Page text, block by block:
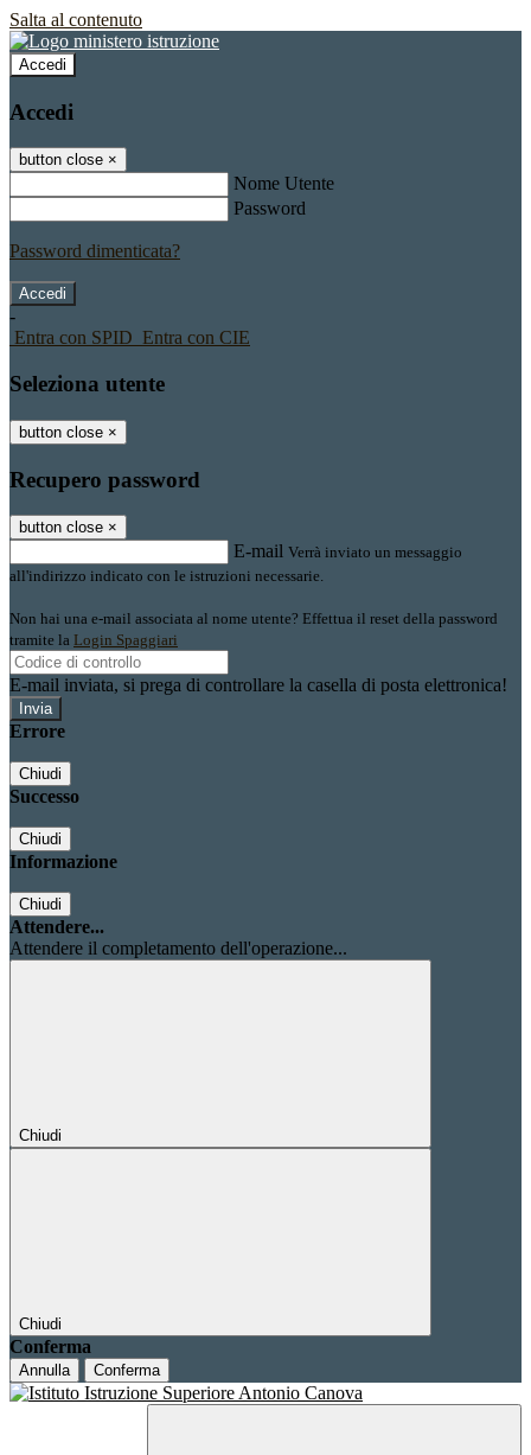
Salta al contenuto
Accedi
Accedi
button close ×
Nome Utente
Password
Password dimenticata?
-
Entra con SPID Entra con CIE
Seleziona utente
button close ×
Recupero password
button close ×
E-mail Verrà inviato un messaggio
all'indirizzo indicato con le istruzioni necessarie.
Non hai una e-mail associata al nome utente? Effettua il reset della password
tramite la Login Spaggiari
E-mail inviata, si prega di controllare la casella di posta elettronica!
Errore
Chiudi
Successo
Chiudi
Informazione
Chiudi
Attendere...
Attendere il completamento dell'operazione...
Chiudi
Chiudi
Conferma
Annulla Conferma